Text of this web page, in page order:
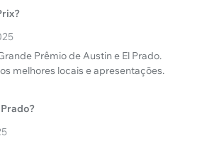
Prêmio de Austin e El Prado.
melhores locais e apresentações.